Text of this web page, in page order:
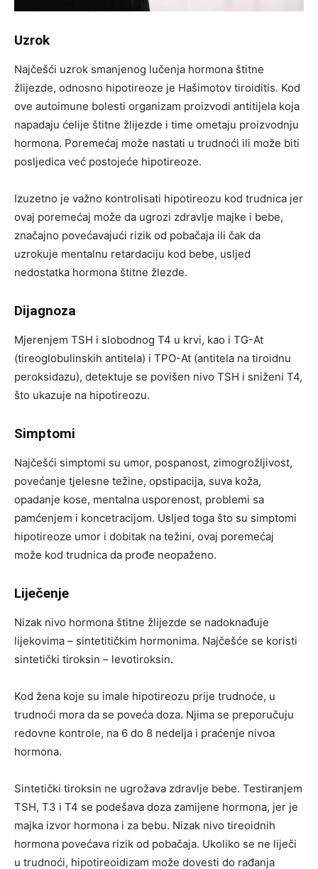
Uzrok
Najčešći uzrok smanjenog lučenja hormona štitne
žlijezde, odnosno hipotireoze je Hašimotov tiroiditis. Kod
ove autoimune bolesti organizam proizvodi antitijela koja
napadaju ćelije štitne žlijezde i time ometaju proizvodnju
hormona. Poremećaj može nastati u trudnoći ili može biti
posljedica već postojeće hipotireoze.
Izuzetno je važno kontrolisati hipotireozu kod trudnica jer
ovaj poremećaj može da ugrozi zdravlje majke i bebe,
značajno povećavajući rizik od pobačaja ili čak da
uzrokuje mentalnu retardaciju kod bebe, usljed
nedostatka hormona štitne žlezde.
Dijagnoza
Mjerenjem TSH i slobodnog T4 u krvi, kao i TG-At
(tireoglobulinskih antitela) i TPO-At (antitela na tiroidnu
peroksidazu), detektuje se povišen nivo TSH i sniženi T4,
što ukazuje na hipotireozu.
Simptomi
Najčešći simptomi su umor, pospanost, zimogrožljivost,
povećanje tjelesne težine, opstipacija, suva koža,
opadanje kose, mentalna usporenost, problemi sa
pamćenjem i koncetracijom. Usljed toga što su simptomi
hipotireoze umor i dobitak na težini, ovaj poremećaj
može kod trudnica da prođe neopaženo.
Liječenje
Nizak nivo hormona štitne žlijezde se nadoknađuje
lijekovima – sintetitičkim hormonima. Najčešće se koristi
sintetički tiroksin – levotiroksin.
Kod žena koje su imale hipotireozu prije trudnoće, u
trudnoći mora da se poveća doza. Njima se preporučuju
redovne kontrole, na 6 do 8 nedelja i praćenje nivoa
hormona.
Sintetički tiroksin ne ugrožava zdravlje bebe. Testiranjem
TSH, T3 i T4 se podešava doza zamijene hormona, jer je
majka izvor hormona i za bebu. Nizak nivo tireoidnih
hormona povećava rizik od pobačaja. Ukoliko se ne liječi
u trudnoći, hipotireoidizam može dovesti do rađanja